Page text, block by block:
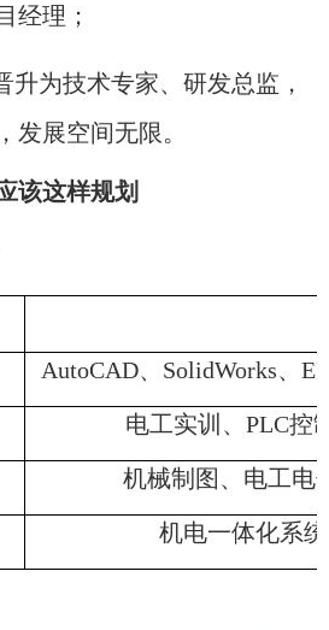
经理；
升为技术专家、研发总监，
发展空间无限。
该这样规划
AutoCAD、SolidWorks、
电工实训、PLC控
机械制图、电工电
机电一体化系